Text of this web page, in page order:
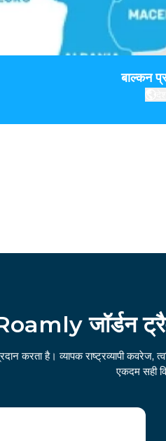
बाल्कन
जॉर्डन
करता है। व्यापक राष्ट्रव्यापी
एकदम सही